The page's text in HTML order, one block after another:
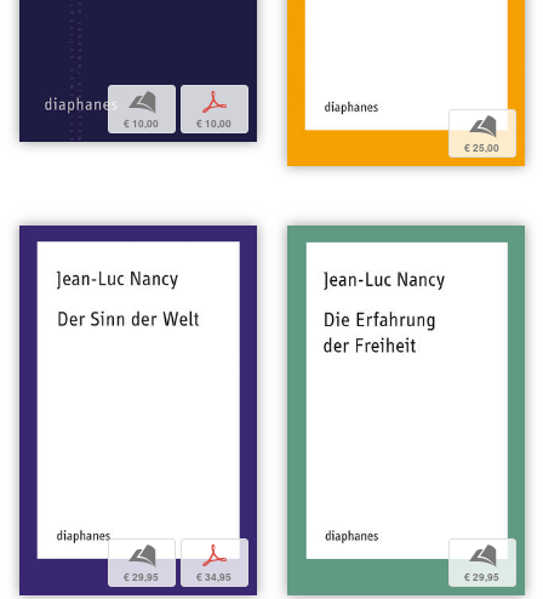
b
€ 10,00
p
€ 10,00 b
€ 25,00
b
€ 29,95
p
€ 34,95
b
€ 29,95